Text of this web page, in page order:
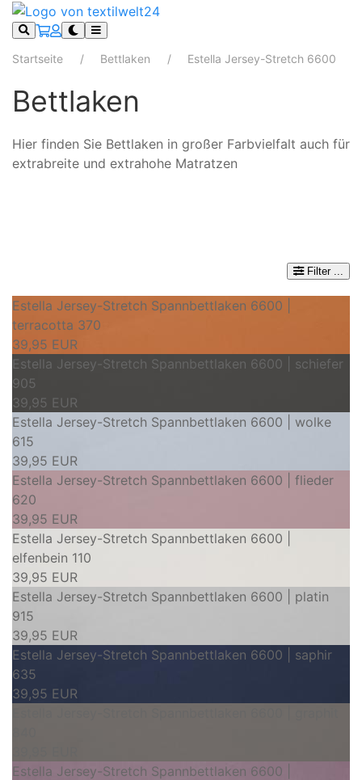
Startseite Bettlaken Estella Jersey-Stretch 6600
Bettlaken
Hier finden Sie Bettlaken in großer Farbvielfalt auch für
extrabreite und extrahohe Matratzen
Filter
Estella Jersey-Stretch Spannbettlaken 6600 |
terracotta 370
39,95 EUR
Estella Jersey-Stretch Spannbettlaken 6600 | schiefer
905
39,95 EUR
Estella Jersey-Stretch Spannbettlaken 6600 | wolke
615
39,95 EUR
Estella Jersey-Stretch Spannbettlaken 6600 | flieder
620
39,95 EUR
Estella Jersey-Stretch Spannbettlaken 6600 |
elfenbein 110
39,95 EUR
Estella Jersey-Stretch Spannbettlaken 6600 | platin
915
39,95 EUR
Estella Jersey-Stretch Spannbettlaken 6600 | saphir
635
39,95 EUR
Estella Jersey-Stretch Spannbettlaken 6600 |